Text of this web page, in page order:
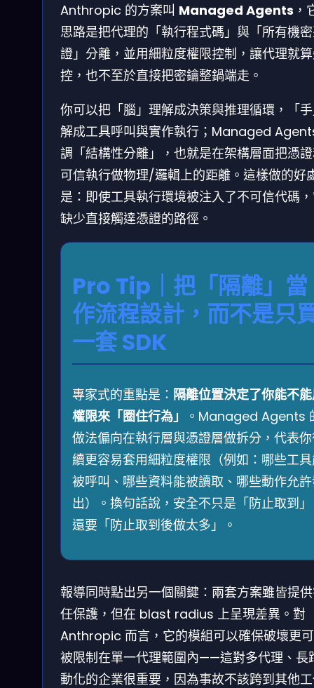
Anthropic 的方案叫 Managed Agents ，
思路是把代理的「執行程式碼」與「所有機
證」分離，並用細粒度權限控制，讓代理就
控，也不至於直接把密鑰整鍋端走。
你可以把「腦」理解成決策與推理循環，「
解成工具呼叫與實作執行；Managed
調「結構性分離」，也就是在架構層面把憑
可信執行做物理/邏輯上的距離。這樣做的好
是：即使工具執行環境被注入了不可信代碼
缺少直接觸達憑證的路徑。
Pro Tip｜把「隔離」當
作流程設計，而不是只
一套 SDK
專家式的重點是： 隔離位置決定了你能不
權限來「圈住行為」
。Managed Agents
做法偏向在執行層與憑證層做拆分，代表
續更容易套用細粒度權限（例如：哪些工
被呼叫、哪些資料能被讀取、哪些動作允
出）。換句話說，安全不只是「防止取到
還要「防止取到後做太多」。
報導同時點出另一個關鍵：兩套方案雖皆提
任保護，但在 blast radius 上呈現差異。對
Anthropic 而言，它的模組可以確保破壞更
被限制在單一代理範圍內——這對多代理、長
動化的企業很重要，因為事故不該跨到其他